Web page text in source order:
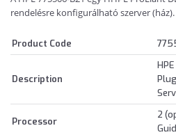
rendelésre konfigurálható szerver (ház).
Product Code
Description
Processor
2